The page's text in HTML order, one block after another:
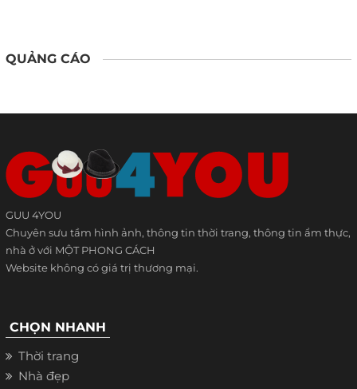
QUẢNG CÁO
GUU 4YOU
Chuyên sưu tầm hình ảnh, thông tin thời trang, thông tin ẩm thực,
nhà ở với MỘT PHONG CÁCH
Website không có giá trị thương mại.
CHỌN NHANH
Thời trang
Nhà đẹp